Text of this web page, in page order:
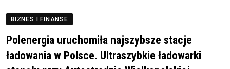
BIZNES I FINANSE
Polenergia uruchomiła najszybsze stacje
ładowania w Polsce. Ultraszybkie ładowarki